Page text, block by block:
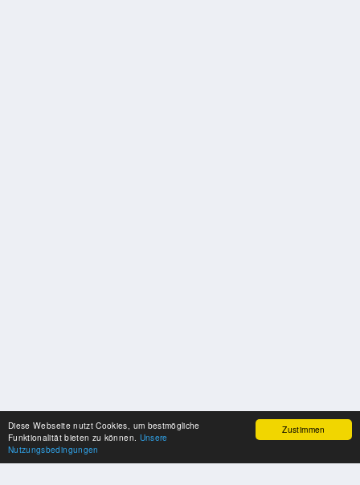
Zustimmen
Diese Webseite nutzt Cookies, um bestmögliche
Funktionalität bieten zu können. Unsere
Nutzungsbedingungen